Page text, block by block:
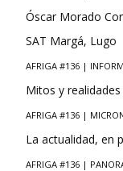
Óscar Morado
SAT Margá, Lugo
AFRIGA #136 |
Mitos y
AFRIGA #136 |
La actualidad, en
AFRIGA #136 |